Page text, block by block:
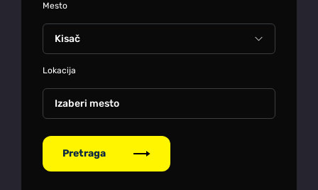
Mesto
Lokacija
Izaberi mesto
Pretraga